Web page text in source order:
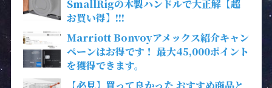
SmallRigの木製ハンドルで大正解【超
お買い得】!!!
Marriott Bonvoyアメックス紹介キャン
ペーンはお得です！ 最大45,000ポイント
を獲得できます。